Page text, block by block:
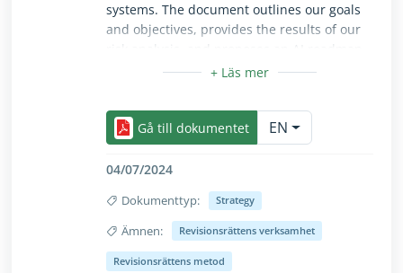
systems. The document outlines our goals
and objectives, provides the results of our
risk analysis, and proposes an AI roadmap
with concrete action to take in 2024 and
as input for the ECA’s next multiannual
strategy.​Gå till dokumentet
EN
04/07/2024
Dokumenttyp: Strategy
Ämnen:
Dölj/visa texten i sin helhet endast för seende
Revisionsrättens verksamhet
Revisionsrättens metod